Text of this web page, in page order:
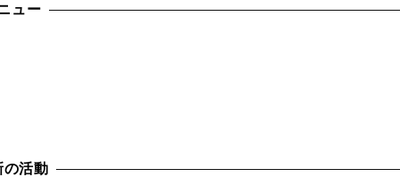
ュー
の活動